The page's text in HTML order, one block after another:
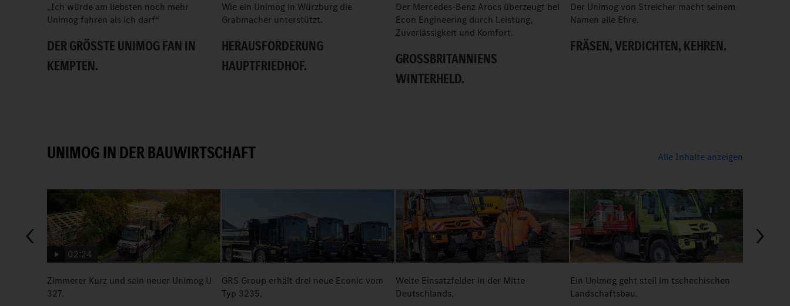
„Ich würde am liebsten noch mehr
Unimog fahren als ich darf“
DER GRÖSSTE UNIMOG FAN IN K
EMPTEN.
Wie ein Unimog in Würzburg die
Grabmacher unterstützt.
HERAUSFORDERUNG
HAUPTFRIEDHOF.
Der Mercedes-Benz Arocs überzeugt bei
Econ Engineering durch Leistung,
Zuverlässigkeit und Komfort.
GROSSBRITANNIENS W
INTERHELD.
Der Unimog von Streicher macht seinem
Namen alle Ehre.
FRÄSEN, VERDICHTEN, KEHREN.
UNIMOG IN DER BAUWIRTSCHAFT Alle Inhalte anzeigen
02:24
Zimmerer Kurz und sein neuer Unimog U
327.
GRS Group erhält drei neue Econic vom
Typ 3235.
Weite Einsatzfelder in der Mitte
Deutschlands.
Ein Unimog geht steil im tschechischen
Landschaftsbau.